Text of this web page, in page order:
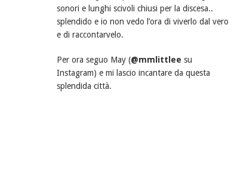
sonori e lunghi scivoli chiusi per la discesa..
splendido e io non vedo l’ora di viverlo dal vero
e di raccontarvelo.
Per ora seguo May (@mmlittlee su
Instagram) e mi lascio incantare da questa
splendida città.